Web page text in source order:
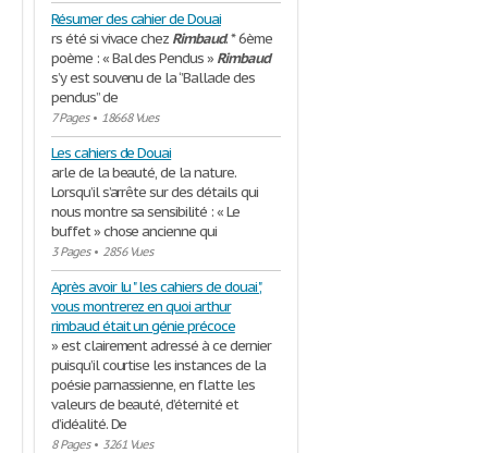
Résumer des cahier de Douai
rs été si vivace chez Rimbaud. * 6ème
poème : « Bal des Pendus » Rimbaud
s’y est souvenu de la ‘’Ballade des
pendus’’ de
7 Pages• 18668 Vues
Les cahiers de Douai
arle de la beauté, de la nature.
Lorsqu’il s’arrête sur des détails qui
nous montre sa sensibilité : « Le
buffet » chose ancienne qui
3 Pages• 2856 Vues
Après avoir lu " les cahiers de douai ",
vous montrerez en quoi arthur
rimbaud était un génie précoce
» est clairement adressé à ce dernier
puisqu’il courtise les instances de la
poésie parnassienne, en flatte les
valeurs de beauté, d’éternité et
d’idéalité. De
8 Pages• 3261 Vues